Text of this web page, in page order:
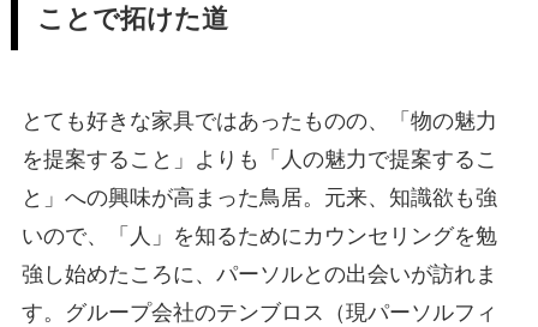
ことで拓けた道
とても好きな家具ではあったものの、「物の魅力
を提案すること」よりも「人の魅力で提案するこ
と」への興味が高まった鳥居。元来、知識欲も強
いので、「人」を知るためにカウンセリングを勉
強し始めたころに、パーソルとの出会いが訪れま
す。グループ会社のテンブロス（現パーソルフィ